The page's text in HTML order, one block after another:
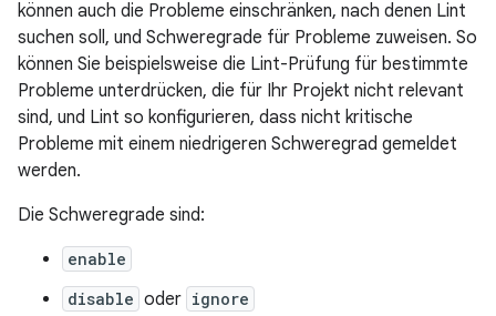
können auch die Probleme einschränken, nach denen Lint
suchen soll, und Schweregrade für Probleme zuweisen. So
können Sie beispielsweise die Lint-Prüfung für bestimmte
Probleme unterdrücken, die für Ihr Projekt nicht relevant
sind, und Lint so konfigurieren, dass nicht kritische
Probleme mit einem niedrigeren Schweregrad gemeldet
werden.
Die Schweregrade sind:
enable
disable oder ignore